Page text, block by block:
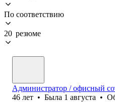
По соответствию
20 резюме
Администратор / офисный
46 лет • Была 1 августа •